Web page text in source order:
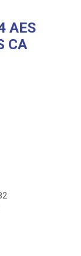
AES
CA